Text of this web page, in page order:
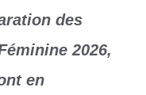
des
2026,
en